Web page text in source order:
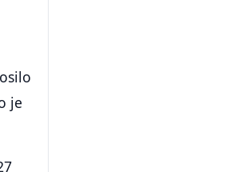
je